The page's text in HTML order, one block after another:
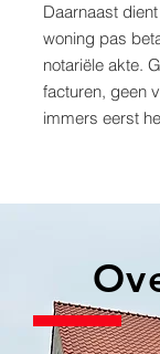
Daarnaast
woning pas
notariële akte.
facturen, geen
immers eerst